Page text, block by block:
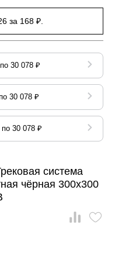
за 168 ₽.
30 078 ₽
30 078 ₽
30 078 ₽
система
чёрная 300x300